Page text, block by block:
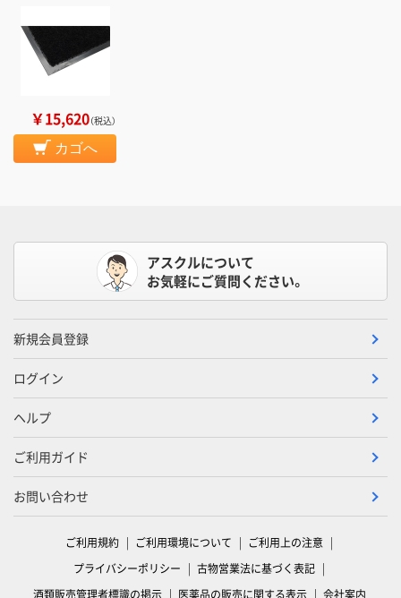
￥15,620（税込）
カゴへ
アスクルについて
お気軽にご質問ください。
新規会員登録
ログイン
ヘルプ
ご利用ガイド
お問い合わせ
ご利用規約 ご利用環境について
ご利用上の注意
プライバシーポリシー
古物営業法に基づく表記
酒類販売管理者標識の掲示
医薬品の販売に関する表示 会社案内